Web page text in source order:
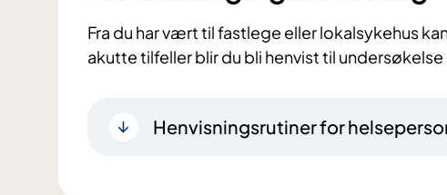
Fra du har vært til fastlege eller lokalsykehus
akutte tilfeller blir du bli henvist til
Henvisningsrutiner for